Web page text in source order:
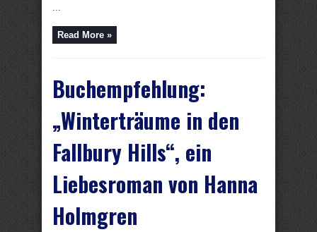
...
Read More »
Buchempfehlung:
„Winterträume in den
Fallbury Hills“, ein
Liebesroman von Hanna
Holmgren